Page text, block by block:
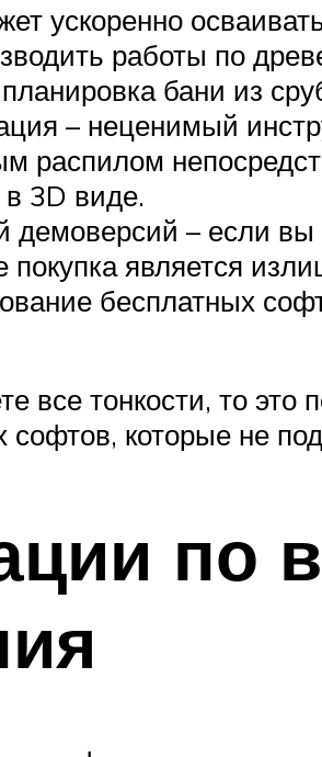
ускоренно
работы по
бани из
– неценимый
распилом
3D виде.
демоверсий – если
покупка является
бесплатных
все тонкости, то
софтов, которые не
по